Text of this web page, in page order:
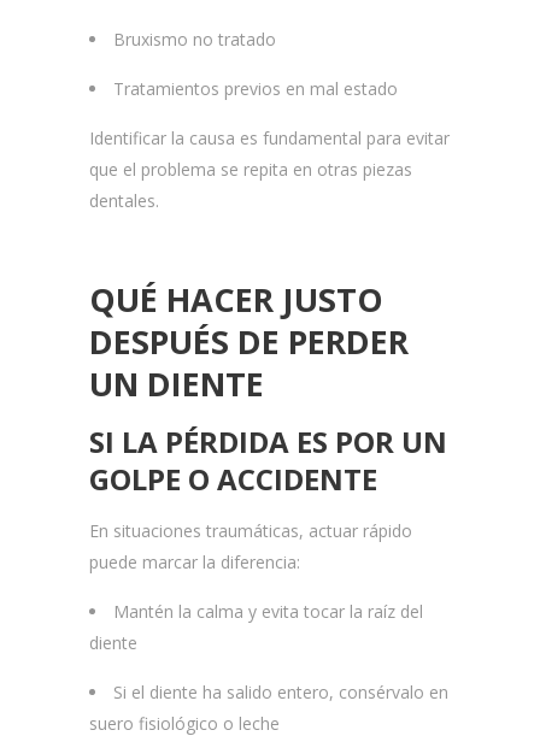
Bruxismo no tratado
Tratamientos previos en mal estado
Identificar la causa es fundamental para evitar
que el problema se repita en otras piezas
dentales.
QUÉ HACER JUSTO
DESPUÉS DE PERDER
UN DIENTE
SI LA PÉRDIDA ES POR UN
GOLPE O ACCIDENTE
En situaciones traumáticas, actuar rápido
puede marcar la diferencia:
Mantén la calma y evita tocar la raíz del
diente
Si el diente ha salido entero, consérvalo en
suero fisiológico o leche